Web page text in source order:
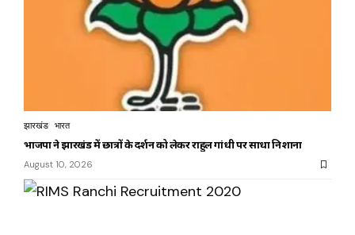
झारखंड भारत
भाजपा ने झारखंड में छात्रों के प्रदर्शन को लेकर राहुल गांधी पर साधा निशाना
August 10, 2026